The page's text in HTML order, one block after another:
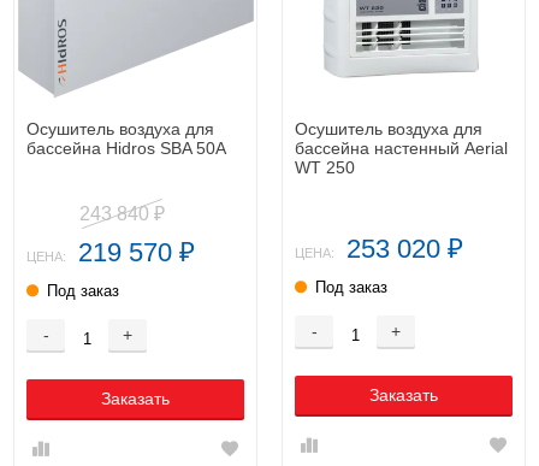
Осушитель воздуха для
бассейна Hidros SBA 50A
243 840 ₽
ЦЕНА: 219 570 ₽
Под заказ
- +
Заказать
Осушитель воздуха для
бассейна настенный Aerial
WT 250
ЦЕНА: 253 020 ₽
Под заказ
- +
Заказать